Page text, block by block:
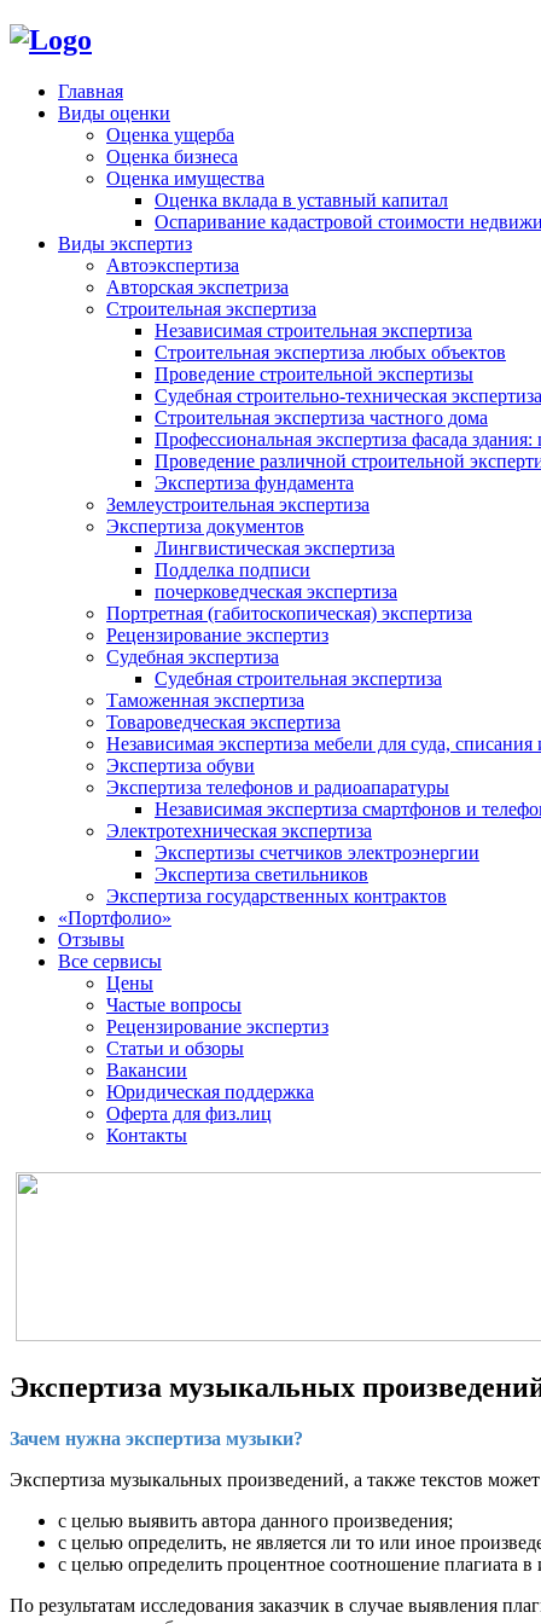
Главная
Виды оценки
Оценка ущерба
Оценка бизнеса
Оценка имущества
Оценка вклада в уставный капитал
Оспаривание кадастровой стоимости
Виды экспертиз
Автоэкспертиза
Авторская экспетриза
Строительная экспертиза
Независимая строительная экспертиза
Строительная экспертиза любых объектов
Проведение строительной экспертизы
Судебная строительно-техническая экспертиза
Строительная экспертиза частного дома
Профессиональная экспертиза фасада
Проведение различной строительной
Экспертиза фундамента
Землеустроительная экспертиза
Экспертиза документов
Лингвистическая экспертиза
Подделка подписи
почерковедческая экспертиза
Портретная (габитоскопическая) экспертиза
Рецензирование экспертиз
Cудебная экспертиза
Судебная строительная экспертиза
Таможенная экспертиза
Товароведческая экспертиза
Независимая экспертиза мебели для суда, списания
Экспертиза обуви
Экспертиза телефонов и радиоапаратуры
Независимая экспертиза смартфонов и
Электротехническая экспертиза
Экспертизы счетчиков электроэнергии
Экспертиза светильников
Экспертиза государственных контрактов
«Портфолио»
Отзывы
Все сервисы
Цены
Частые вопросы
Рецензирование экспертиз
Статьи и обзоры
Вакансии
Юридическая поддержка
Оферта для физ.лиц
Контакты
Экспертиза музыкальных
Зачем нужна экспертиза музыки?
Экспертиза музыкальных произведений, а также текстов
с целью выявить автора данного произведения;
с целью определить, не является ли то или иное
с целью определить процентное соотношение плагиата
По результатам исследования заказчик в случае выявления